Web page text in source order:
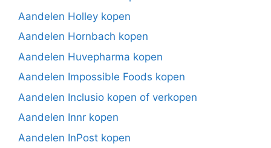
Aandelen Holley kopen
Aandelen Hornbach kopen
Aandelen Huvepharma kopen
Aandelen Impossible Foods kopen
Aandelen Inclusio kopen of verkopen
Aandelen Innr kopen
Aandelen InPost kopen